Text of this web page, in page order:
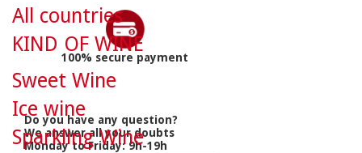
100% secure payment
Do you have any question?
We answer all your doubts
Monday to Friday: 9h-19h
All countries
KIND OF WINE
Sweet Wine
Ice wine
Sparkling Wine